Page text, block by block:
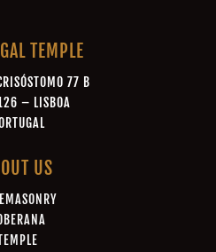
TEMPLE
77 B
– LISBOA
US